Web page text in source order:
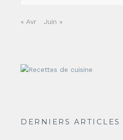
« Avr Juin »
DERNIERS ARTICLES